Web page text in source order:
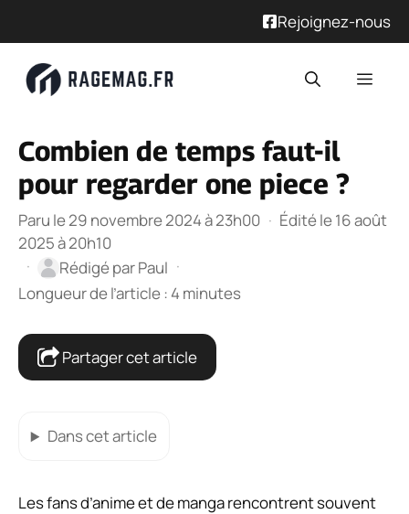
Rejoignez-nous
Combien de temps faut-il
pour regarder one piece ?
Paru le 29 novembre 2024 à 23h00 · Édité le 16 août
2025 à 20h10
·
Rédigé parPaul ·
Longueur de l’article : 4 minutes
Partager cet article
Dans cet article
Les fans d’anime et de manga rencontrent souvent